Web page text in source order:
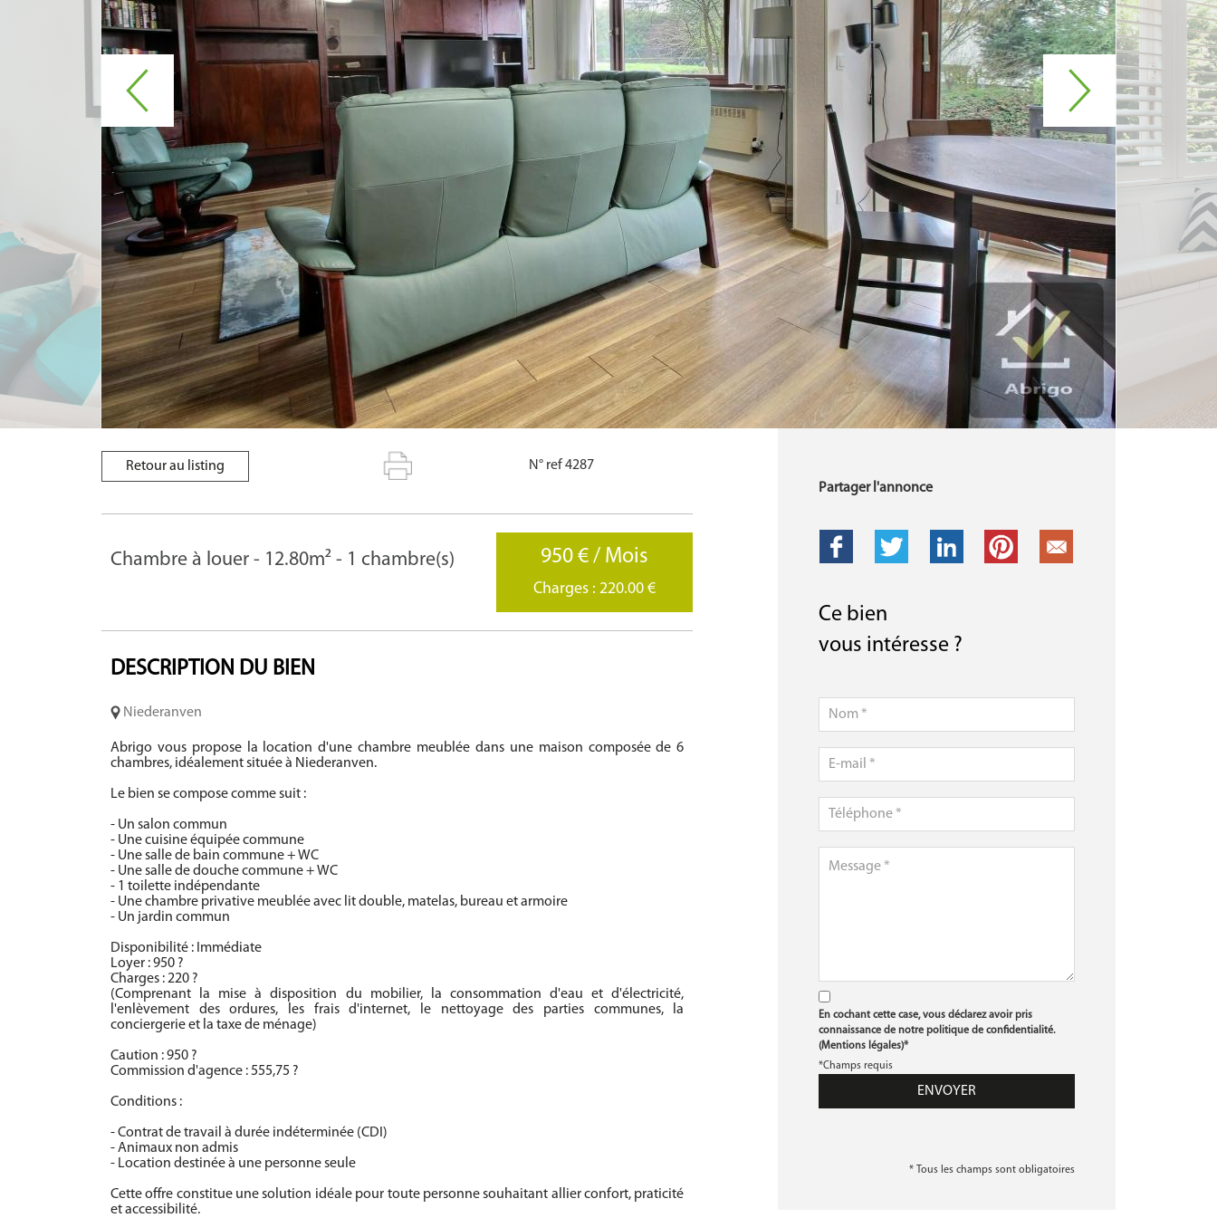
Retour au listing N° ref 4287
Chambre à louer - 12.80m² - 1 chambre(s) 950 € / Mois
Charges : 220.00 €
DESCRIPTION DU BIEN
Niederanven
Abrigo vous propose la location d'une chambre meublée dans une maison composée de 6
chambres, idéalement située à Niederanven.
Le bien se compose comme suit :
- Un salon commun
- Une cuisine équipée commune
- Une salle de bain commune + WC
- Une salle de douche commune + WC
- 1 toilette indépendante
- Une chambre privative meublée avec lit double, matelas, bureau et armoire
- Un jardin commun
Disponibilité : Immédiate
Loyer : 950 ?
Charges : 220 ?
(Comprenant la mise à disposition du mobilier, la consommation d'eau et d'électricité,
l'enlèvement des ordures, les frais d'internet, le nettoyage des parties communes, la
conciergerie et la taxe de ménage)
Caution : 950 ?
Commission d'agence : 555,75 ?
Conditions :
- Contrat de travail à durée indéterminée (CDI)
- Animaux non admis
- Location destinée à une personne seule
Cette offre constitue une solution idéale pour toute personne souhaitant allier confort, praticité
et accessibilité.
Partager l'annonce
Ce bien
vous intéresse ?
En cochant cette case, vous déclarez avoir pris
connaissance de notre politique de confidentialité.
(Mentions légales)*
*Champs requis
* Tous les champs sont obligatoires